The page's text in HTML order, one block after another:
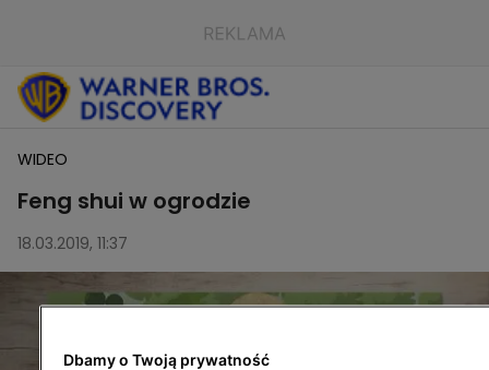
WIDEO
Feng shui w ogrodzie
18.03.2019, 11:37
Dbamy o Twoją prywatność